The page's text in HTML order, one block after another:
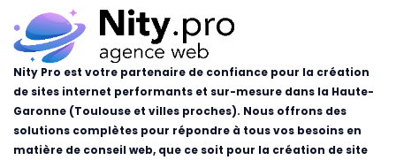
Nity Pro est votre partenaire de confiance pour la création
de sites internet performants et sur-mesure dans la Haute-
Garonne (Toulouse et villes proches). Nous offrons des
solutions complètes pour répondre à tous vos besoins en
matière de conseil web, que ce soit pour la création de site